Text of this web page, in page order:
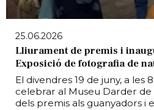
25.06.2026
Lliurament de premis i
Exposició de fotografia de
El divendres 19 de juny, a les
celebrar al Museu Darder
dels premis als guanyadors i